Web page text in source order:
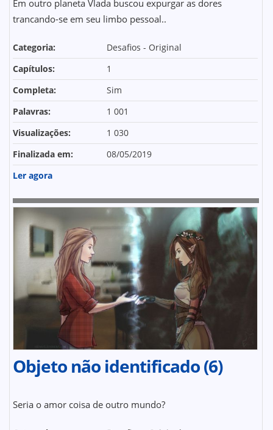
Em outro planeta Vlada buscou expurgar as dores
trancando-se em seu limbo pessoal..
Categoria:
Desafios - Original
Capítulos:
1
Completa:
Sim
Palavras:
1 001
Visualizações:
1 030
Finalizada em:
08/05/2019
Ler agora
Objeto não identificado (6)
Seria o amor coisa de outro mundo?